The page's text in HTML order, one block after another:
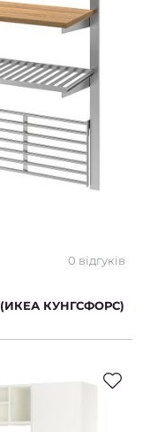
0 відгуків
(ИКЕА КУНГСФОРС)